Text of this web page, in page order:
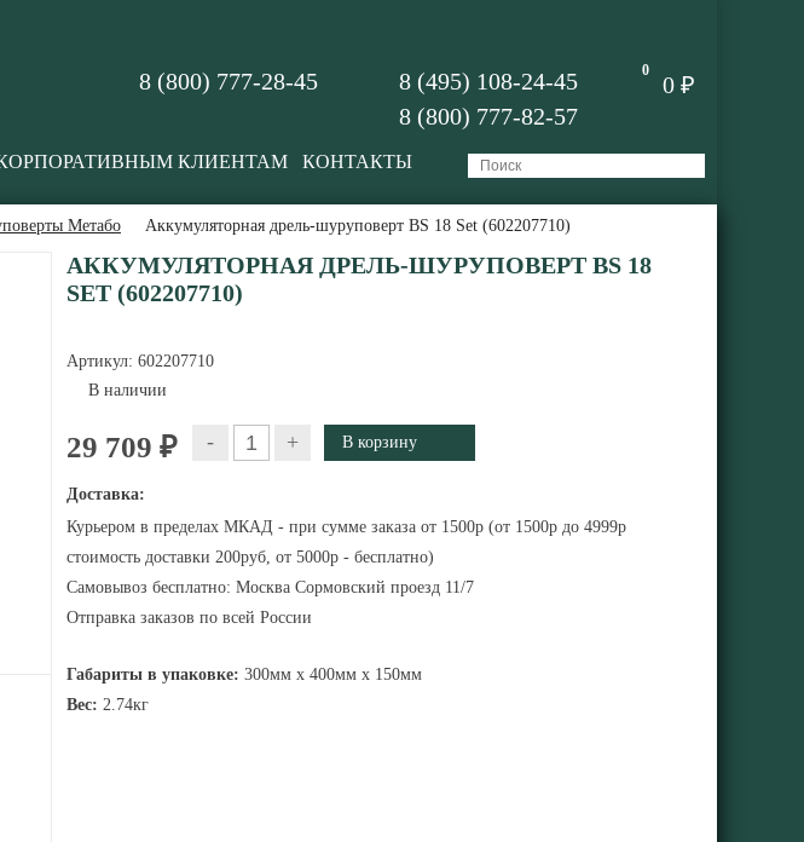
0
0 ₽
8 (495) 108-24-45
8 (800) 777-82-57
8 (800) 777-28-45
КЛИЕНТАМ КОНТАКТЫ
Метабо Аккумуляторная дрель-шуруповерт BS 18 Set (602207710)
АККУМУЛЯТОРНАЯ ДРЕЛЬ-ШУРУПОВЕРТ BS 18
SET (602207710)
Артикул: 602207710
В наличии
29 709 ₽ - +
Доставка:
Курьером в пределах МКАД - при сумме заказа от 1500р (от 1500р до 4999р
стоимость доставки 200руб, от 5000р - бесплатно)
Самовывоз бесплатно: Москва Сормовский проезд 11/7
Отправка заказов по всей России
Габариты в упаковке: 300мм x 400мм x 150мм
Вес: 2.74кг